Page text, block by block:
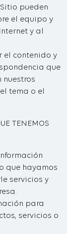
pueden
el equipo y
y al
el contenido y
que
nuestros
tema o el
TENEMOS
que hayamos
servicios y
para
servicios o